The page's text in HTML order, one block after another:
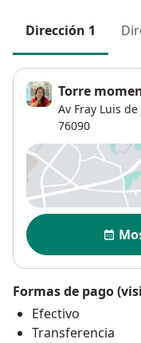
Dirección 1
Torre
Av Fray Luis
76090
Disponibilidad
Formas de pago
Efectivo
Transferencia